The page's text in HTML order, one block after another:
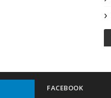
FACEBOOK